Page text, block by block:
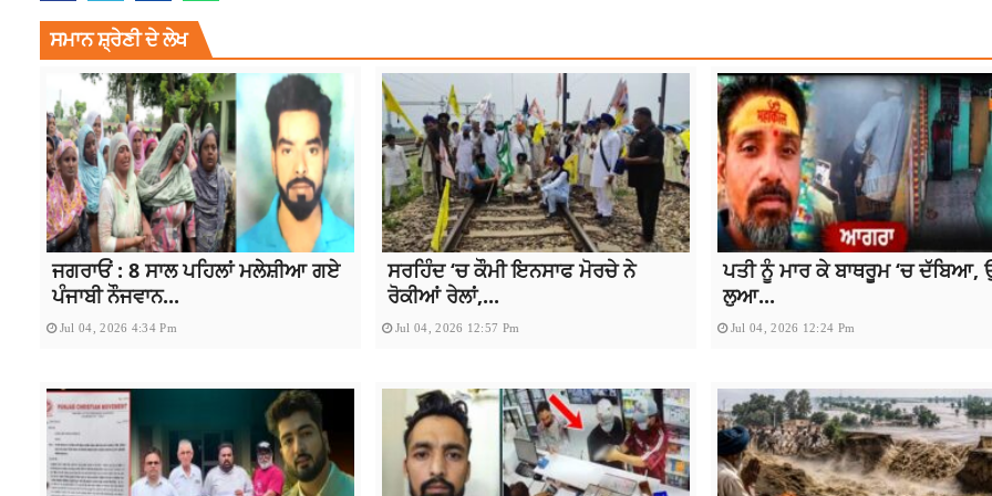
ਸਮਾਨ ਸ਼੍ਰੇਣੀ ਦੇ ਲੇਖ
ਜਗਰਾਓਂ : 8 ਸਾਲ ਪਹਿਲਾਂ ਮਲੇਸ਼ੀਆ ਗਏ
ਪੰਜਾਬੀ ਨੌਜਵਾਨ...
Jul 04, 2026 4:34 Pm
ਸਰਹਿੰਦ ‘ਚ ਕੌਮੀ ਇਨਸਾਫ ਮੋਰਚੇ ਨੇ
ਰੋਕੀਆਂ ਰੇਲਾਂ,...
Jul 04, 2026 12:57 Pm
ਪਤੀ ਨੂੰ ਮਾਰ ਕੇ ਬਾਥਰੂਮ ‘ਚ ਦੱਬਿਆ,
ਲੁਆ...
Jul 04, 2026 12:24 Pm